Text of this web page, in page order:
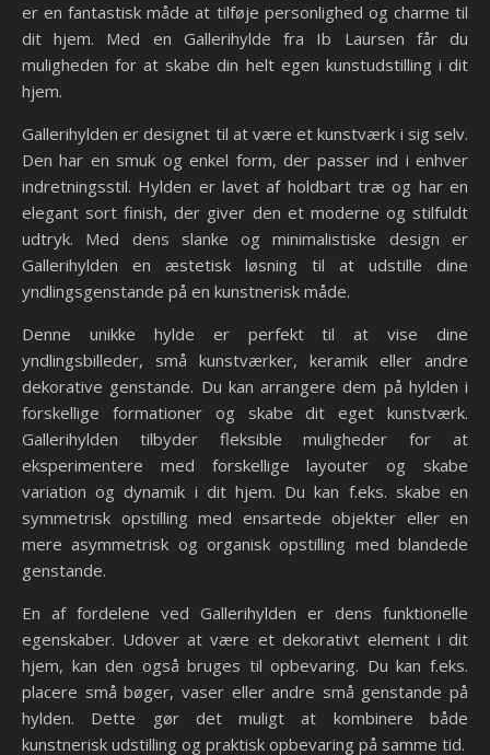
er en fantastisk måde at tilføje personlighed og charme til
dit hjem. Med en Gallerihylde fra Ib Laursen får du
muligheden for at skabe din helt egen kunstudstilling i dit
hjem.
Gallerihylden er designet til at være et kunstværk i sig selv.
Den har en smuk og enkel form, der passer ind i enhver
indretningsstil. Hylden er lavet af holdbart træ og har en
elegant sort finish, der giver den et moderne og stilfuldt
udtryk. Med dens slanke og minimalistiske design er
Gallerihylden en æstetisk løsning til at udstille dine
yndlingsgenstande på en kunstnerisk måde.
Denne unikke hylde er perfekt til at vise dine
yndlingsbilleder, små kunstværker, keramik eller andre
dekorative genstande. Du kan arrangere dem på hylden i
forskellige formationer og skabe dit eget kunstværk.
Gallerihylden tilbyder fleksible muligheder for at
eksperimentere med forskellige layouter og skabe
variation og dynamik i dit hjem. Du kan f.eks. skabe en
symmetrisk opstilling med ensartede objekter eller en
mere asymmetrisk og organisk opstilling med blandede
genstande.
En af fordelene ved Gallerihylden er dens funktionelle
egenskaber. Udover at være et dekorativt element i dit
hjem, kan den også bruges til opbevaring. Du kan f.eks.
placere små bøger, vaser eller andre små genstande på
hylden. Dette gør det muligt at kombinere både
kunstnerisk udstilling og praktisk opbevaring på samme tid.